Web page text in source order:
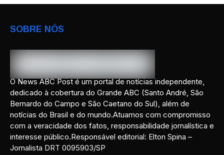
SOBRE NÓS
O News ABC Post é um portal de notícias independente,
dedicado à cobertura do Grande ABC (Santo André, São
Bernardo do Campo e São Caetano do Sul), além de
notícias do Brasil e do mundo.Atuamos com compromisso
com a veracidade dos fatos, responsabilidade jornalística e
interesse público.Responsável editorial: Elton Spina –
Jornalista DRT 0095903/SP